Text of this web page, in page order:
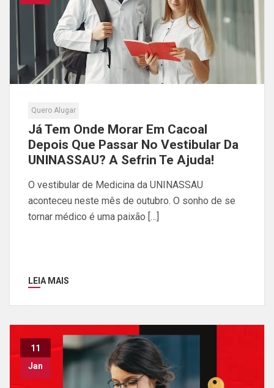
Quero Alugar
Já Tem Onde Morar Em Cacoal
Depois Que Passar No Vestibular Da
UNINASSAU? A Sefrin Te Ajuda!
O vestibular de Medicina da UNINASSAU
aconteceu neste mês de outubro. O sonho de se
tornar médico é uma paixão […]
LEIA MAIS
11
Jan